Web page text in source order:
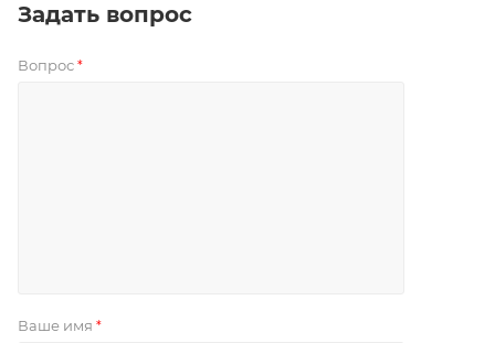
Задать вопрос
Вопрос *
Ваше имя *